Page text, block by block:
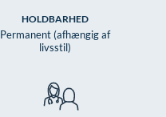
HOLDBARHED
Permanent (afhængig af
livsstil)